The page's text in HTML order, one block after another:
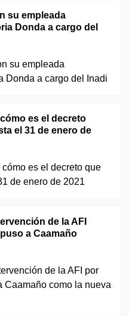
su empleada
Donda a cargo del
es el decreto
el 31 de enero de
de la AFI
a Caamaño